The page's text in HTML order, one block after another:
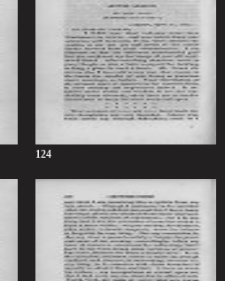
124